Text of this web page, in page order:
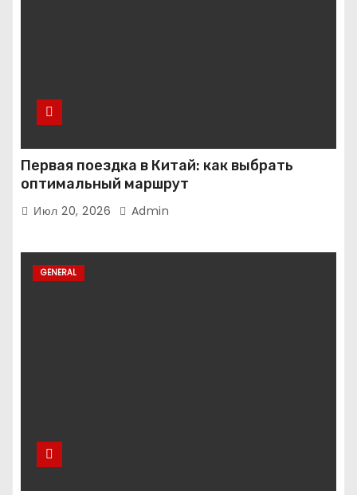
Первая поездка в Китай: как выбрать
оптимальный маршрут
Июл 20, 2026 Admin
GENERAL